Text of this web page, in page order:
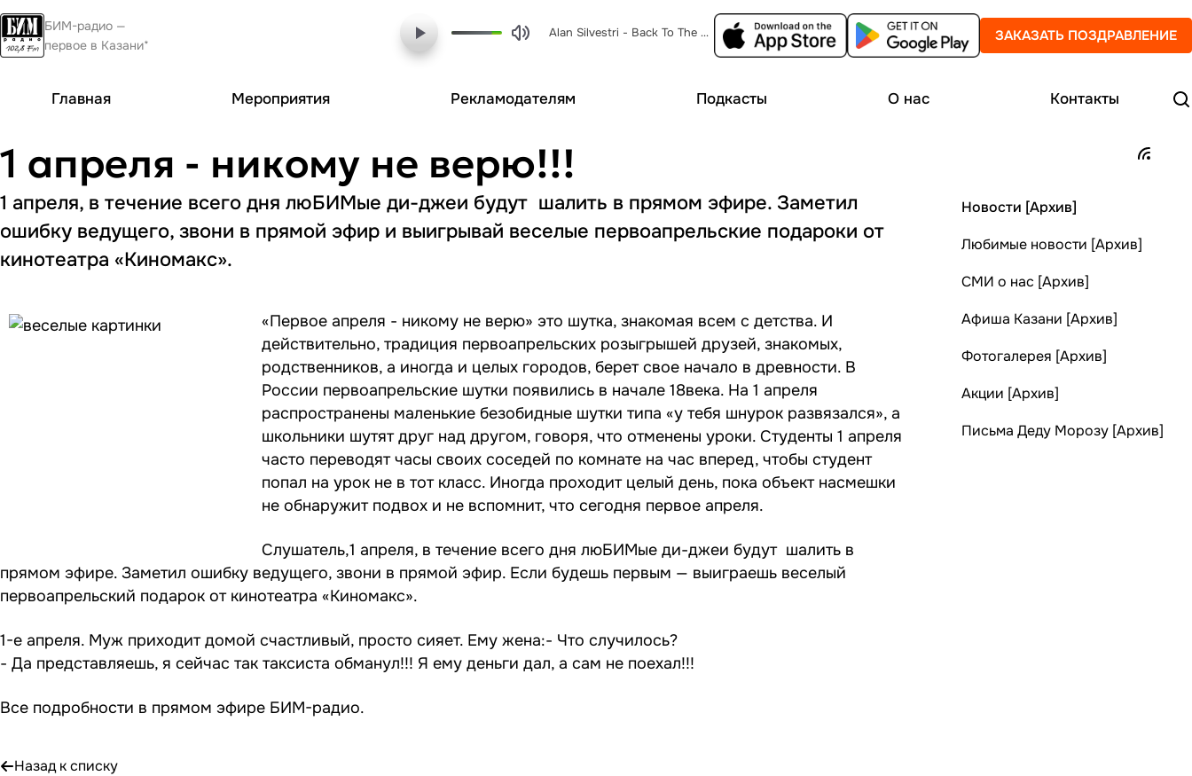
БИМ-радио —
первое в Казани*
Alan Silvestri - Back To The Future ЗАКАЗАТЬ ПОЗДРАВЛЕНИЕ
Главная Мероприятия Рекламодателям Подкасты О нас Контакты
1 апреля - никому не верю!!!
1 апреля, в течение всего дня люБИМые ди-джеи будут шалить в прямом эфире. Заметил
ошибку ведущего, звони в прямой эфир и выигрывай веселые первоапрельские подароки от
кинотеатра «Киномакс».
«Первое апреля - никому не верю» это шутка, знакомая всем с детства. И
действительно, традиция первоапрельских розыгрышей друзей, знакомых,
родственников, а иногда и целых городов, берет свое начало в древности. В
России первоапрельские шутки появились в начале 18века. На 1 апреля
распространены маленькие безобидные шутки типа «у тебя шнурок развязался», а
школьники шутят друг над другом, говоря, что отменены уроки. Студенты 1 апреля
часто переводят часы своих соседей по комнате на час вперед, чтобы студент
попал на урок не в тот класс. Иногда проходит целый день, пока объект насмешки
не обнаружит подвох и не вспомнит, что сегодня первое апреля.
Слушатель,1 апреля, в течение всего дня люБИМые ди-джеи будут шалить в
прямом эфире. Заметил ошибку ведущего, звони в прямой эфир. Если будешь первым — выиграешь веселый
первоапрельский подарок от кинотеатра «Киномакс».
1-е апреля. Муж приходит домой счастливый, просто сияет. Ему жена:- Что случилось?
- Да представляешь, я сейчас так таксиста обманул!!! Я ему деньги дал, а сам не поехал!!!
Все подробности в прямом эфире БИМ-радио.
Назад к списку
Новости [Архив]
Любимые новости [Архив]
СМИ о нас [Архив]
Афиша Казани [Архив]
Фотогалерея [Архив]
Акции [Архив]
Письма Деду Морозу [Архив]